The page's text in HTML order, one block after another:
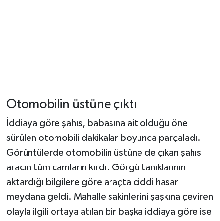
Otomobilin üstüne çıktı
İddiaya göre şahıs, babasına ait olduğu öne
sürülen otomobili dakikalar boyunca parçaladı.
Görüntülerde otomobilin üstüne de çıkan şahıs
aracın tüm camların kırdı. Görgü tanıklarının
aktardığı bilgilere göre araçta ciddi hasar
meydana geldi. Mahalle sakinlerini şaşkına çeviren
olayla ilgili ortaya atılan bir başka iddiaya göre ise